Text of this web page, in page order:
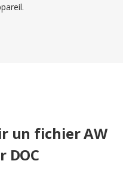
un fichier AW
DOC